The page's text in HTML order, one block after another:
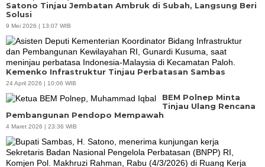
Satono Tinjau Jembatan Ambruk di Subah, Langsung Beri
Solusi
9 Mei 2026 | 13:07 WIB
Kemenko Infrastruktur Tinjau Perbatasan Sambas
24 April 2026 | 10:06 WIB
BEM Polnep Minta
Tinjau Ulang Rencana
Pembangunan Pendopo Mempawah
4 Maret 2026 | 23:36 WIB